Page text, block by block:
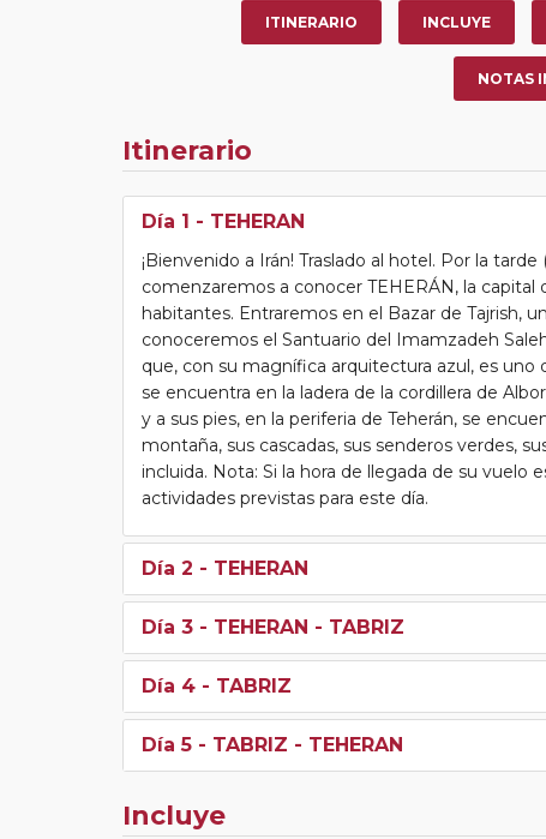
ITINERARIO INCLUYE
NOTAS
Itinerario
Día 1 - TEHERAN
¡Bienvenido a Irán! Traslado al hotel. Por la
comenzaremos a conocer TEHERÁN, la
habitantes. Entraremos en el Bazar de Tajrish,
conoceremos el Santuario del Imamzadeh
que, con su magnífica arquitectura azul, es uno
se encuentra en la ladera de la cordillera de
y a sus pies, en la periferia de Teherán, se
montaña, sus cascadas, sus senderos verdes,
incluida. Nota: Si la hora de llegada de su vuelo
actividades previstas para este día.
Día 2 - TEHERAN
Día 3 - TEHERAN - TABRIZ
Día 4 - TABRIZ
Día 5 - TABRIZ - TEHERAN
Incluye